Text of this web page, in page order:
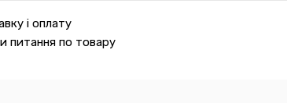
і оплату
питання по товару